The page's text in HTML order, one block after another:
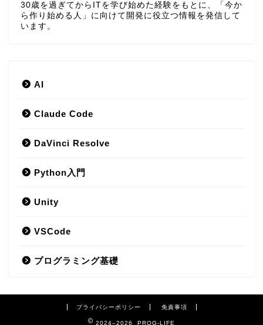
30歳を過ぎてからITを学び始めた経験をもとに、「今か
ら作り始める人」に向けて開発に役立つ情報を発信して
います。
AI
Claude Code
DaVinci Resolve
Python入門
Unity
VSCode
プログラミング基礎
プライバシーポリシー 免責事項
2024–2026 PROG-LIFE